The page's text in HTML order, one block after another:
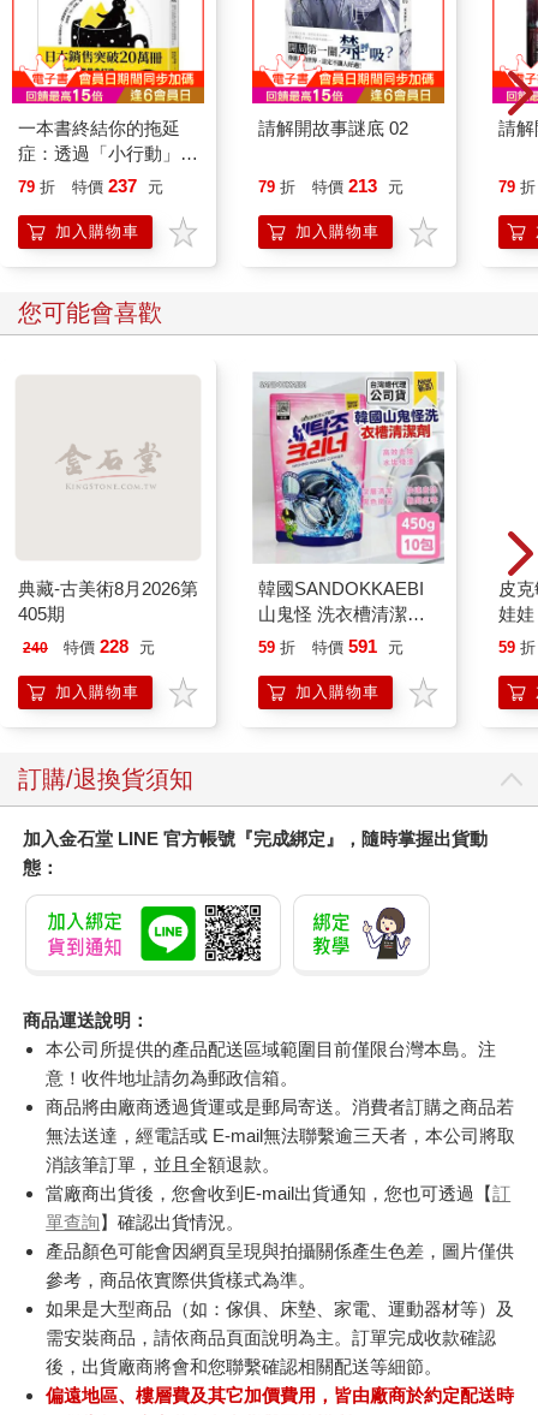
一本書終結你的拖延
症：透過「小行動」打
開大腦的行動開關，懶
的37個科學方法
79 折 特價 237 元
加入購物車
請解開故事謎底 02
79 折 特價 213 元
加入購物車
請解
79 折
您可能會喜歡
典藏-古美術8月2026第
405期
240 特價 228 元
加入購物車
韓國SANDOKKAEBI
山鬼怪 洗衣槽清潔劑
450公克-10包組
59 折 特價 591 元
加入購物車
皮
娃
子
易
59 折
訂購/退換貨須知
加入金石堂 LINE 官方帳號『完成綁定』，隨時掌握出貨動
態：
商品運送說明：
本公司所提供的產品配送區域範圍目前僅限台灣本島。注
意！收件地址請勿為郵政信箱。
商品將由廠商透過貨運或是郵局寄送。消費者訂購之商品若
無法送達，經電話或 E-mail無法聯繫逾三天者，本公司將取
消該筆訂單，並且全額退款。
當廠商出貨後，您會收到E-mail出貨通知，您也可透過【訂
單查詢】確認出貨情況。
產品顏色可能會因網頁呈現與拍攝關係產生色差，圖片僅供
參考，商品依實際供貨樣式為準。
如果是大型商品（如：傢俱、床墊、家電、運動器材等）及
需安裝商品，請依商品頁面說明為主。訂單完成收款確認
後，出貨廠商將會和您聯繫確認相關配送等細節。
偏遠地區、樓層費及其它加價費用，皆由廠商於約定配送時